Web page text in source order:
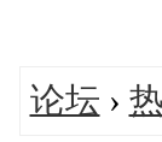
论坛 ›